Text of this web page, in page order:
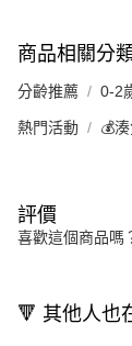
商品相關分
分齡推薦 0-2
熱門活動 💰
評價
喜歡這個商品嗎
🔻 其他人也